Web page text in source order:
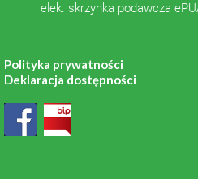
elek. skrzynka podawcza
Polityka prywatności
Deklaracja dostępności